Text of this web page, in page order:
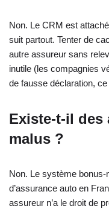
Non. Le CRM est
suit partout. Tenter de
autre assureur sans
inutile (les compagnies
de fausse déclaration,
Existe-t-il des
malus ?
Non. Le système bonus-
d’assurance auto en
assureur n’a le droit de